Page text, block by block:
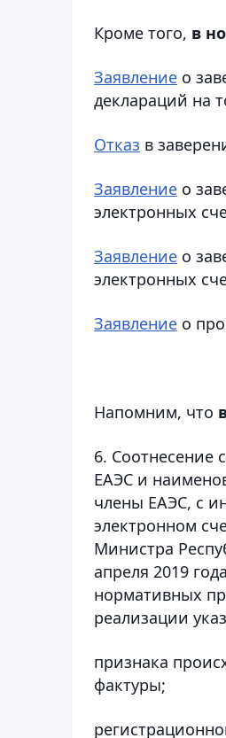
Кроме того, в
Заявление о
деклараций на
Отказ в
Заявление о
электронных
Заявление о
электронных
Заявление о
Напомним, что
6. Соотнесение
ЕАЭС и
члены ЕАЭС, с
электронном
Министра
апреля 2019
нормативных
реализации
признака
фактуры;